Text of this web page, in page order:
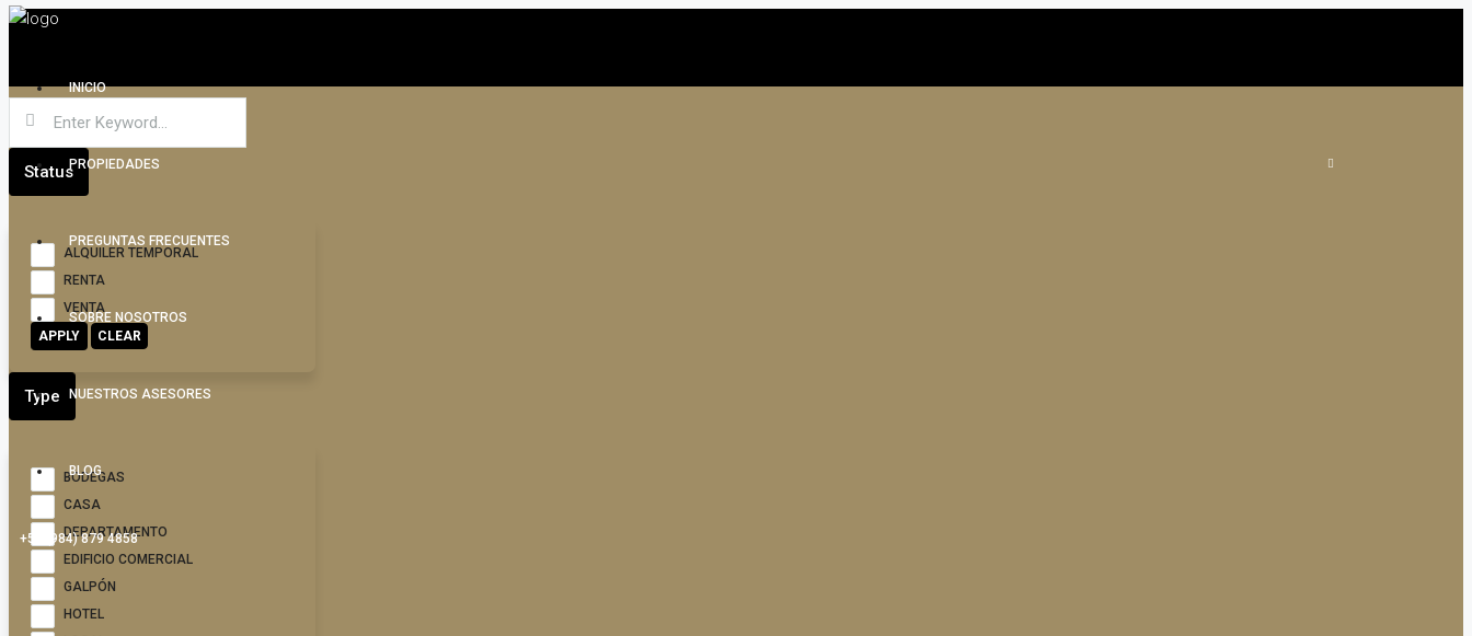
INICIO
PROPIEDADES
PREGUNTAS FRECUENTES
SOBRE NOSOTROS
NUESTROS ASESORES
BLOG
+52 (984) 879 4858
Status
ALQUILER TEMPORAL
RENTA
VENTA
APPLY
CLEAR
Type
BODEGAS
CASA
DEPARTAMENTO
EDIFICIO COMERCIAL
GALPÓN
HOTEL